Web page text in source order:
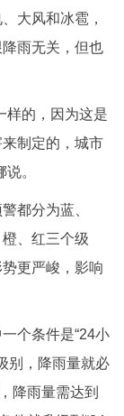
日本語
РУССКИЙ ЯЗЫК
PORTUGUÊS
大风和冰雹，
雨无关，但也
样的，因为这是
制定的，城市
。
都分为蓝、
、红三个级
更严峻，影响
个条件是“24小
别，降雨量就必
降雨量需达到